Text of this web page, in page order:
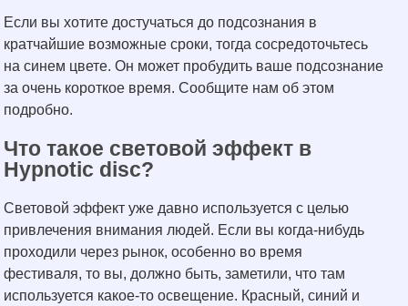
Если вы хотите достучаться до подсознания в
кратчайшие возможные сроки, тогда сосредоточьтесь
на синем цвете. Он может пробудить ваше подсознание
за очень короткое время. Сообщите нам об этом
подробно.
Что такое световой эффект в
Hypnotic disc?
Световой эффект уже давно используется с целью
привлечения внимания людей. Если вы когда-нибудь
проходили через рынок, особенно во время
фестиваля, то вы, должно быть, заметили, что там
используется какое-то освещение. Красный, синий и